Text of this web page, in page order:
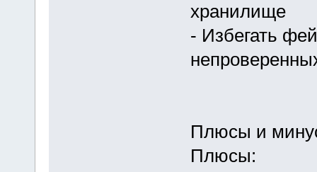
хранилище
- Избегать
Плюсы и
Плюсы: